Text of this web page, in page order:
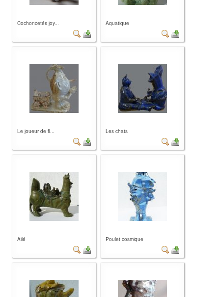
Cochoncetés joy... Aquatique
Le joueur de fl... Les chats
Ailé Poulet cosmique